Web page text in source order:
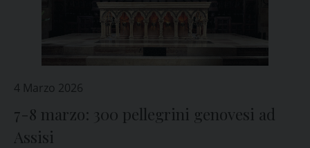
4 Marzo 2026
7-8 marzo: 300 pellegrini genovesi ad
Assisi